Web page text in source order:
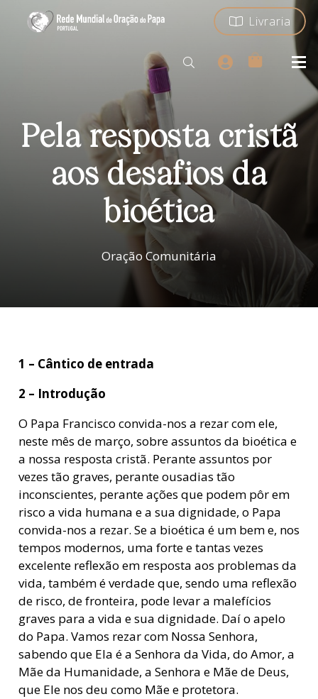
Livraria
Pela resposta cristã
aos desafios da
bioética
Oração Comunitária
1 – Cântico de entrada
2 – Introdução
O Papa Francisco convida-nos a rezar com ele,
neste mês de março, sobre assuntos da bioética e
a nossa resposta cristã. Perante assuntos por
vezes tão graves, perante ousadias tão
inconscientes, perante ações que podem pôr em
risco a vida humana e a sua dignidade, o Papa
convida-nos a rezar. Se a bioética é um bem e, nos
tempos modernos, uma forte e tantas vezes
excelente reflexão em resposta aos problemas da
vida, também é verdade que, sendo uma reflexão
de risco, de fronteira, pode levar a malefícios
graves para a vida e sua dignidade. Daí o apelo
do Papa. Vamos rezar com Nossa Senhora,
sabendo que Ela é a Senhora da Vida, do Amor, a
Mãe da Humanidade, a Senhora e Mãe de Deus,
que Ele nos deu como Mãe e protetora.